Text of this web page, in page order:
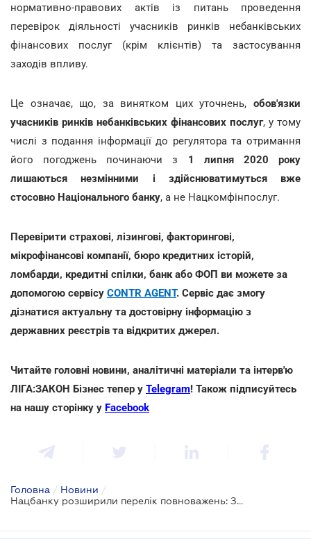
нормативно-правових актів із питань проведення
перевірок діяльності учасників ринків небанківських
фінансових послуг (крім клієнтів) та застосування
заходів впливу.
Це означає, що, за винятком цих уточнень, обов'язки
учасників ринків небанківських фінансових послуг, у тому
числі з подання інформації до регулятора та отримання
його погоджень починаючи з 1 липня 2020 року
лишаються незмінними і здійснюватимуться вже
стосовно Національного банку, а не Нацкомфінпослуг.
Перевірити страхові, лізингові, факторингові,
мікрофінансові компанії, бюро кредитних історій,
ломбарди, кредитні спілки, банк або ФОП ви можете за
допомогою сервісу CONTR AGENT. Сервіс дає змогу
дізнатися актуальну та достовірну інформацію з
державних реєстрів та відкритих джерел.
Читайте головні новини, аналітичні матеріали та інтерв'ю
ЛІГА:ЗАКОН Бізнес тепер у Telegram! Також підписуйтесь
на нашу сторінку у Facebook
Головна / Новини /
Нацбанку розширили перелік повноважень: Закон про спліт